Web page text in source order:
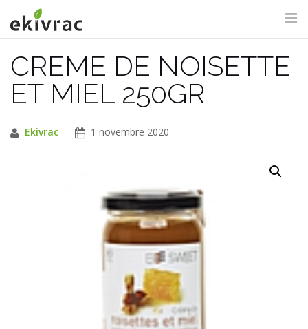
au
contenu
RECHERCHE DU SITE
CREME DE NOISETTE
ET MIEL 250GR
Ekivrac 1 novembre 2020